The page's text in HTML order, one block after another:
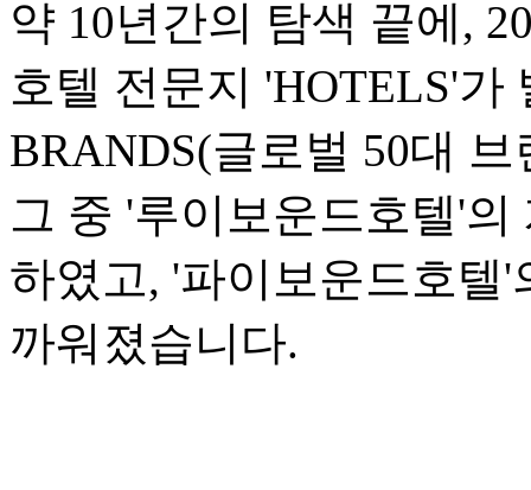
약 10년간의 탐색 끝에,
호텔 전문지 'HOTELS'가
BRANDS(글로벌 50대
그 중 '루이보운드호텔'
하였고, '파이보운드호텔'
까워졌습니다.